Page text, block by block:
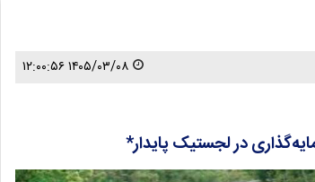
۱۴۰۵/۰۳/۰۸ ۱۲:۰۰:۵۶
در لجستیک پایدار*